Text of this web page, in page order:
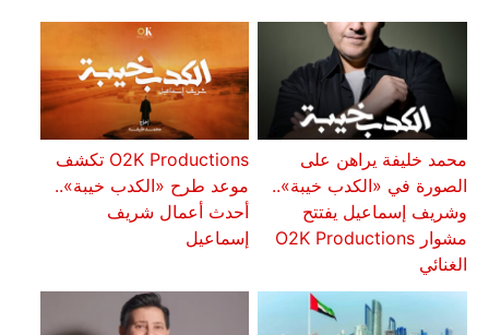
محمد خليفة يراهن على
الصورة في «الكدب خيبة»..
وشريف إسماعيل يفتتح
مشوار O2K Productions
الغنائي
O2K Productions تكشف
موعد طرح «الكدب خيبة»..
أحدث أعمال شريف
إسماعيل